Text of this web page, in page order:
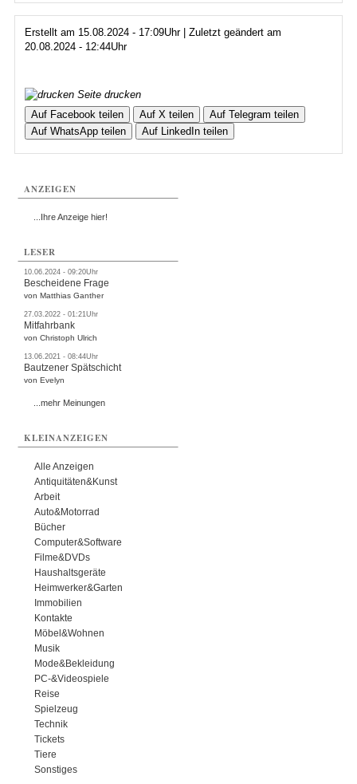
Erstellt am 15.08.2024 - 17:09Uhr | Zuletzt geändert am
20.08.2024 - 12:44Uhr
Seite drucken
Auf Facebook teilen
Auf X teilen
Auf Telegram teilen
Auf WhatsApp teilen
Auf LinkedIn teilen
ANZEIGEN
...Ihre Anzeige hier!
LESER
10.06.2024 - 09:20Uhr
Bescheidene Frage
von Matthias Ganther
27.03.2022 - 01:21Uhr
Mitfahrbank
von Christoph Ulrich
13.06.2021 - 08:44Uhr
Bautzener Spätschicht
von Evelyn
...mehr Meinungen
KLEINANZEIGEN
Alle Anzeigen
Antiquitäten&Kunst
Arbeit
Auto&Motorrad
Bücher
Computer&Software
Filme&DVDs
Haushaltsgeräte
Heimwerker&Garten
Immobilien
Kontakte
Möbel&Wohnen
Musik
Mode&Bekleidung
PC-&Videospiele
Reise
Spielzeug
Technik
Tickets
Tiere
Sonstiges